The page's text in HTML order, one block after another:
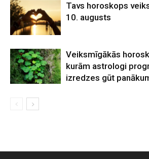
Tavs horoskops
10. augusts
Veiksmīgākās
kurām astrologi
izredzes gūt